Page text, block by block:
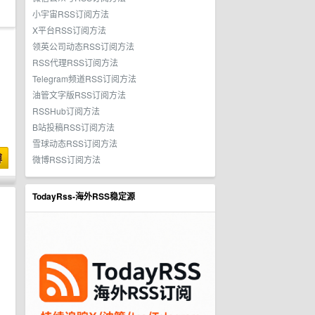
小宇宙RSS订阅方法
X平台RSS订阅方法
领英公司动态RSS订阅方法
RSS代理RSS订阅方法
Telegram频道RSS订阅方法
油管文字版RSS订阅方法
RSSHub订阅方法
B站投稿RSS订阅方法
雪球动态RSS订阅方法
微博RSS订阅方法
TodayRss-海外RSS稳定源